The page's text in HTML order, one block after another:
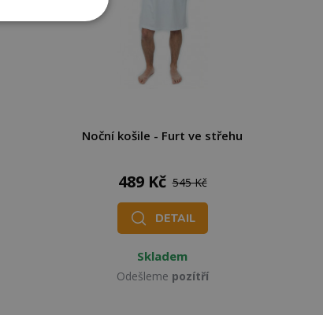
Noční košile - Furt ve střehu
489 Kč 545 Kč
DETAIL
Skladem
Odešleme pozítří